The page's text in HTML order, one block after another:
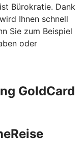
Bürokratie. Dank
Ihnen schnell
Sie zum Beispiel
oder
GoldCard